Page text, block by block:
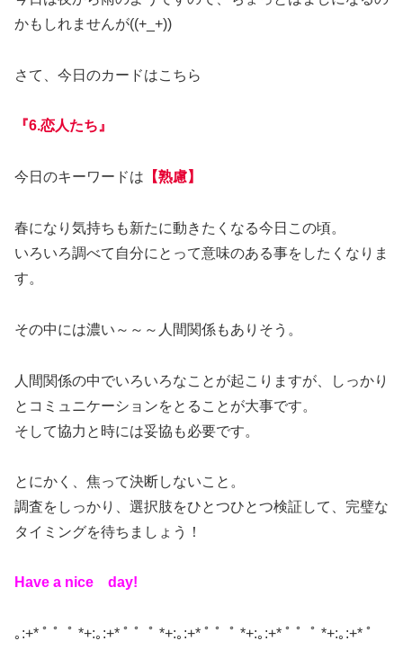
かもしれませんが((+_+))
さて、今日のカードはこちら
『6.恋人たち』
今日のキーワードは 【熟慮】
春になり気持ちも新たに動きたくなる今日この頃。
いろいろ調べて自分にとって意味のある事をしたくなりま
す。
その中には濃い～～～人間関係もありそう。
人間関係の中でいろいろなことが起こりますが、しっかり
とコミュニケーションをとることが大事です。
そして協力と時には妥協も必要です。
とにかく、焦って決断しないこと。
調査をしっかり、選択肢をひとつひとつ検証して、完璧な
タイミングを待ちましょう！
Have a nice day!
｡:+* ﾟ ゜ﾟ *+:｡:+* ﾟ ゜ﾟ *+:｡:+* ﾟ ゜ﾟ *+:｡:+* ﾟ ゜ﾟ *+:｡:+* ﾟ